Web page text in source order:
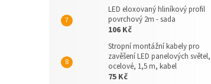
LED eloxovaný hliníkový profil
povrchový 2m - sada
106 Kč
Stropní montážní kabely pro
zavěšení LED panelových světel,
ocelové, 1,5 m, kabel
75 Kč